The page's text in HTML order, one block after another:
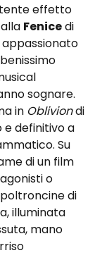
effetto
Fenicedi
appassionato
sognare.
in Obliviondi
e definitivo a
Su
di un film
o
di
illuminata
mano